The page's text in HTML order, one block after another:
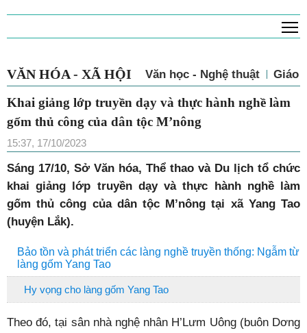
VĂN HÓA - XÃ HỘI Văn học - Nghệ thuật
Khai giảng lớp truyền dạy và thực hành
nghề làm gốm thủ công của dân tộc
M’nông
15:37, 17/10/2023
Sáng 17/10, Sở Văn hóa, Thể thao và Du lịch tổ chức
khai giảng lớp truyền dạy và thực hành nghề làm
gốm thủ công của dân tộc M’nông tại xã Yang Tao
Bảo tồn và phát triển các làng nghề truyền thống: Ngẫm từ
làng gốm Yang Tao